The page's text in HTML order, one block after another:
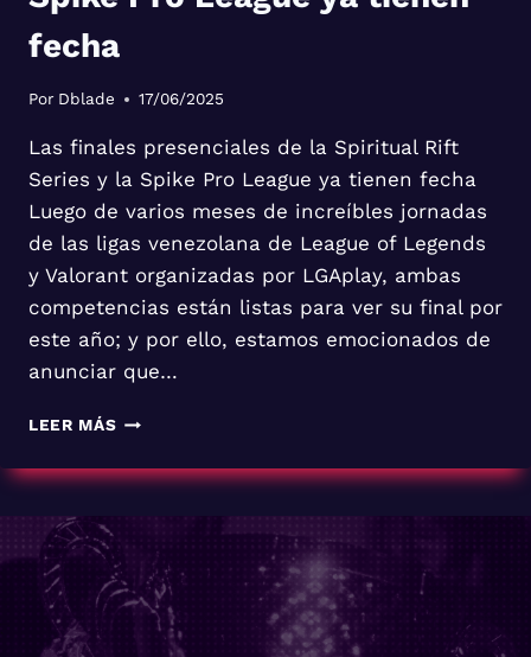
fecha
Por Dblade 17/06/2025
Las finales presenciales de la Spiritual Rift
Series y la Spike Pro League ya tienen fecha
Luego de varios meses de increíbles jornadas
de las ligas venezolana de League of Legends
y Valorant organizadas por LGAplay, ambas
competencias están listas para ver su final por
este año; y por ello, estamos emocionados de
anunciar que…
LEER MÁSLAS
PRESENCIALES
SPIRITUAL
RIFT
SERIES